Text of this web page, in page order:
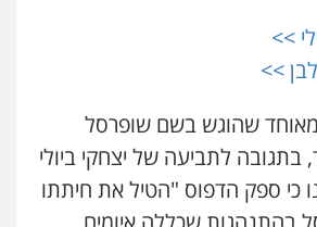
>>
>>
שהוגש בשם שופרסל
בתגובה לתביעה של יצחקי ביולי
כי ספק הדפוס "הטיל את חיתתו